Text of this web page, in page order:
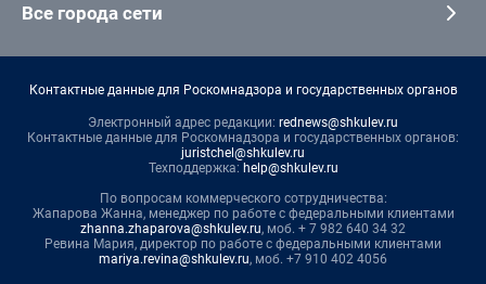
Все города сети
Контактные данные для Роскомнадзора и государственных органов
Электронный адрес редакции: rednews@shkulev.ru
Контактные данные для Роскомнадзора и государственных органов:
juristchel@shkulev.ru
Техподдержка: help@shkulev.ru
По вопросам коммерческого сотрудничества:
Жапарова Жанна, менеджер по работе с федеральными клиентами
zhanna.zhaparova@shkulev.ru, моб. + 7 982 640 34 32
Ревина Мария, директор по работе с федеральными клиентами
mariya.revina@shkulev.ru, моб. +7 910 402 4056